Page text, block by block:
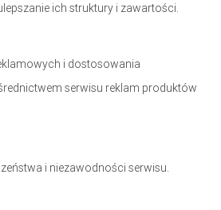
ich struktury i zawartości.
i dostosowania
serwisu reklam produktów
i niezawodności serwisu.